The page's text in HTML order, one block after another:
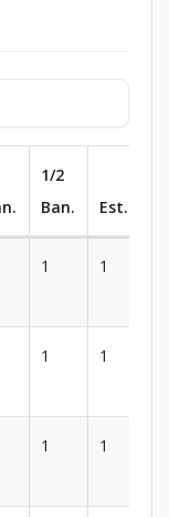
1/2
Ban.
Est.
1 1
1 1
1 1